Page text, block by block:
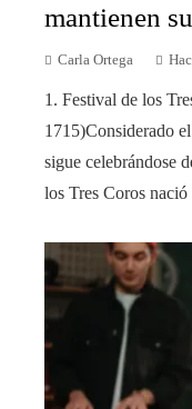
mantienen
Carla Ortega
1. Festival de los
1715)Considerado
sigue celebrándose
los Tres Coros nació